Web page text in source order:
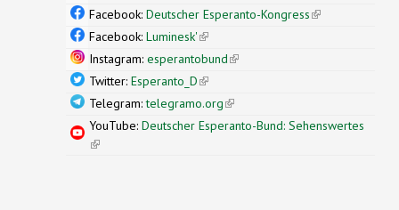
external)
Facebook: Deutscher Esperanto-Kongress(link is
Facebook: Luminesk'(link is external)
Instagram: esperantobund(link is external)
Twitter: Esperanto_D(link is external)
Telegram:telegramo.org(link is external)
YouTube: Deutscher Esperanto-Bund: Sehenswertes
(link is external)